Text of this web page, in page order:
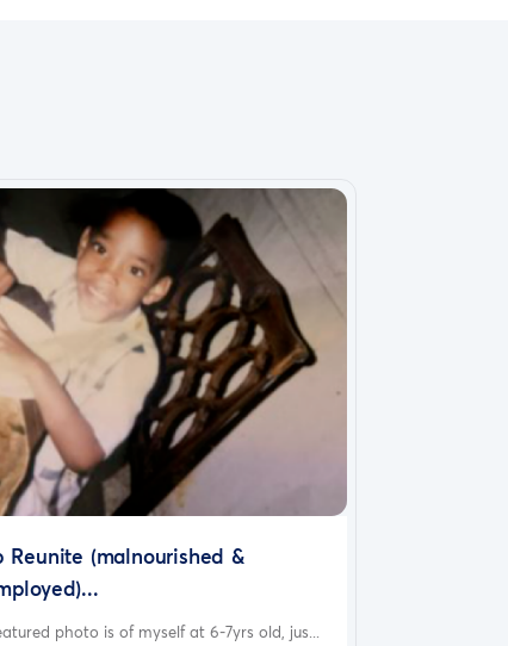
Reunite (malnourished &
photo is of myself at 6-7yrs old, jus...